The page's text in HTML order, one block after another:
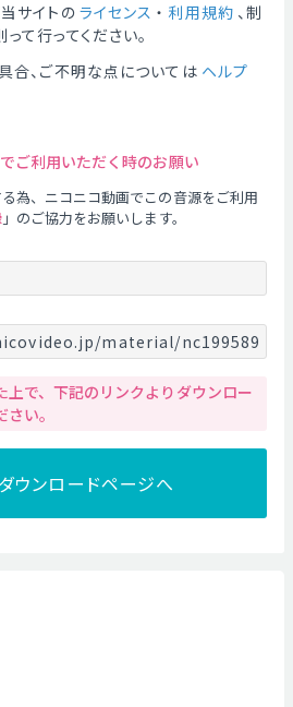
サイトの ライセンス ・ 利用規約 、制
って行ってください。
合、ご不明な点については ヘルプ
ご利用いただく時のお願い
為、ニコニコ動画でこの音源をご利用
」のご協力をお願いします。
material/nc199589
上で、下記のリンクよりダウンロー
い。
ウンロードページへ